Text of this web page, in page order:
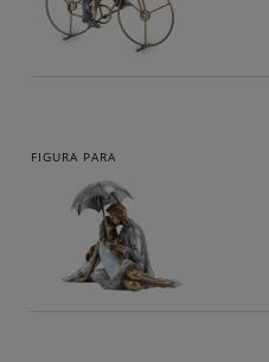
FIGURA PARA